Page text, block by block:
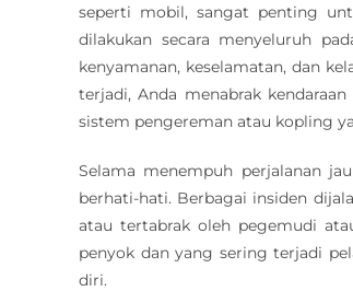
seperti mobil, sangat penting
dilakukan secara menyeluruh
kenyamanan, keselamatan, dan
terjadi, Anda menabrak
sistem pengereman atau kopling
Selama menempuh perjalanan
berhati-hati. Berbagai insiden
atau tertabrak oleh pegemudi
penyok dan yang sering terjadi
diri.